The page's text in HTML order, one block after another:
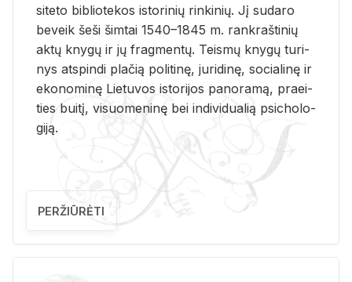
si­te­to bi­b­lio­te­kos is­to­ri­nių rin­ki­nių. Jį su­da­ro
be­veik šeši šim­tai 1540–1845 m. rank­raš­ti­nių
aktų kny­gų ir jų frag­men­tų. Teis­mų kny­gų tu­ri­
nys at­spin­di pla­čią po­li­ti­nę, ju­ri­di­nę, so­cia­li­nę ir
eko­no­mi­nę Lie­tu­vos is­to­ri­jos pa­no­ra­mą, pra­ei­
ties bui­tį, vi­suo­me­ni­nę bei in­di­vi­dua­lią psi­cho­lo­
gi­ją.
PERŽIŪRĖTI